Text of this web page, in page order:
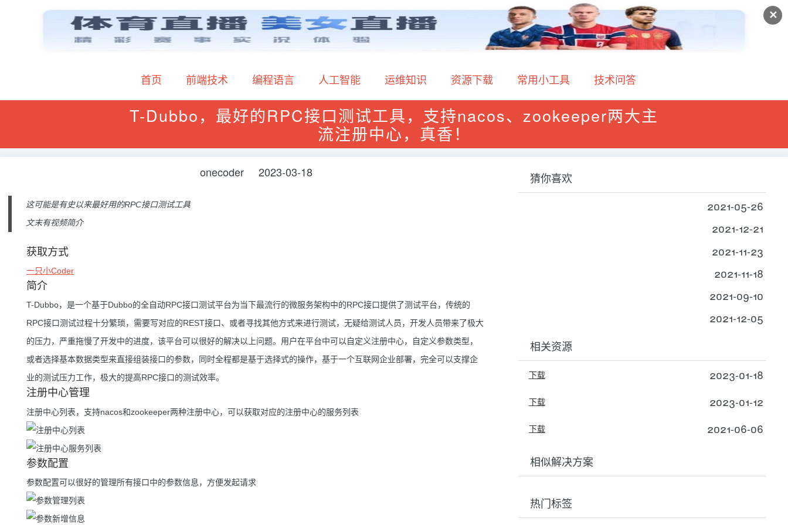
✕
首页 前端技术 编程语言 人工智能 运维知识 资源下载 常用小工具 技术问答
T-Dubbo，最好的RPC接口测试工具，支持nacos、zookeeper两大主
流注册中心，真香！
onecoder 2023-03-18
这可能是有史以来最好用的RPC接口测试工具
文末有视频简介
获取方式
一只小Coder
简介
T-Dubbo，是一个基于Dubbo的全自动RPC接口测试平台为当下最流行的微服务架构中的RPC接口提供了测试平台，传统的
RPC接口测试过程十分繁琐，需要写对应的REST接口、或者寻找其他方式来进行测试，无疑给测试人员，开发人员带来了极大
的压力，严重拖慢了开发中的进度，该平台可以很好的解决以上问题。用户在平台中可以自定义注册中心，自定义参数类型，
或者选择基本数据类型来直接组装接口的参数，同时全程都是基于选择式的操作，基于一个互联网企业部署，完全可以支撑企
业的测试压力工作，极大的提高RPC接口的测试效率。
注册中心管理
注册中心列表，支持nacos和zookeeper两种注册中心，可以获取对应的注册中心的服务列表
参数配置
参数配置可以很好的管理所有接口中的参数信息，方便发起请求
猜你喜欢
2021-05-26
2021-12-21
2021-11-23
2021-11-18
2021-09-10
2021-12-05
相关资源
下载 2023-01-18
下载 2023-01-12
下载 2021-06-06
相似解决方案
热门标签